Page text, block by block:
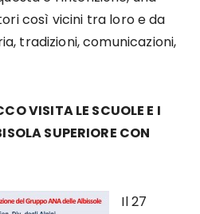
così vicini tra loro e da
tradizioni, comunicazioni,
VISITA LE SCUOLE E I
SUPERIORE CON
Il 27